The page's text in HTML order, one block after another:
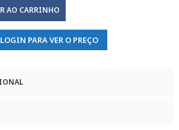
AO CARRINHO
PARA VER O PREÇO